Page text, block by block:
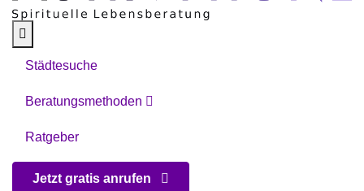
Städtesuche
Beratungsmethoden
Ratgeber
Jetzt gratis anrufen